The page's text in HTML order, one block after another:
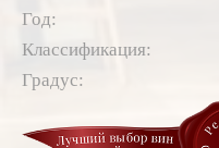
Год:
Классификация:
Градус: